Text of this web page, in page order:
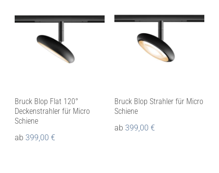
Bruck Blop Flat 120°
Deckenstrahler für Micro
Schiene
ab 399,00 €
Bruck Blop Strahler für Micro
Schiene
ab 399,00 €